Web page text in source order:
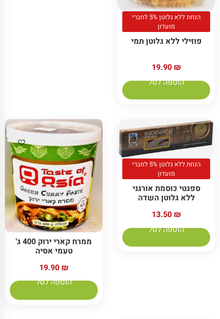
הנחת ללא גלוטן 5% לחברי
מועדון
פוזילי ללא גלוטן תמי
19.90 ₪
הוספה לסל
הנחת ללא גלוטן 5% לחברי
מועדון
ספגטי כוסמת אורגני
ללא גלוטן השדה
13.50 ₪
הוספה לסל
ממרח קארי ירוק 400 ג'
טעמי אסיה
19.90 ₪
הוספה לסל